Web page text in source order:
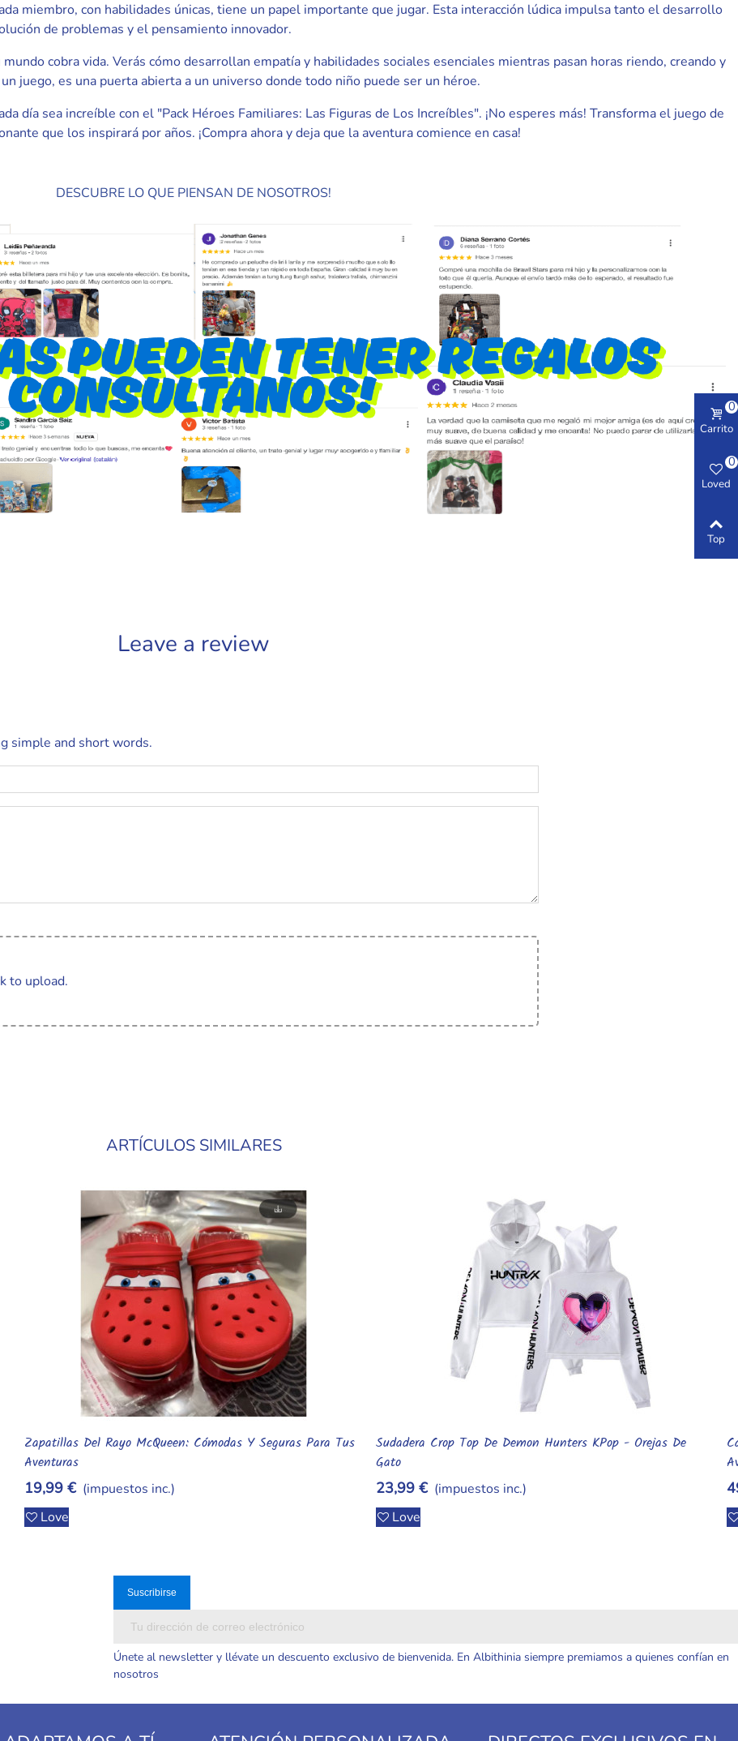
miembro, con habilidades únicas, tiene un papel importante que jugar. Esta interacción lúdica impulsa tanto el desarrollo
de problemas y el pensamiento innovador.
cobra vida. Verás cómo desarrollan empatía y habilidades sociales esenciales mientras pasan horas riendo, creando y
juego, es una puerta abierta a un universo donde todo niño puede ser un héroe.
día sea increíble con el "Pack Héroes Familiares: Las Figuras de Los Increíbles". ¡No esperes más! Transforma el juego de
que los inspirará por años. ¡Compra ahora y deja que la aventura comience en casa!
DESCUBRE LO QUE PIENSAN DE NOSOTROS!
Leave a review
simple and short words.
to upload.
ARTÍCULOS SIMILARES
Añadir Al Carrito
Sudadera Crop Top De Demon Hunters KPop - Orejas De
Gato
23,99 € (impuestos inc.)
Love
Añadir Al Carrito
Caballero Medieval Fantasía: Conjunto Completo Para
Aventuras En Tallas S A XXL
49,99 € (impuestos inc.)
Love
Únete al newsletter y llévate un descuento exclusivo de bienvenida. En Albithinia siempre premiamos a quienes confían en
nosotros
Carrito
0
Loved
0
Top